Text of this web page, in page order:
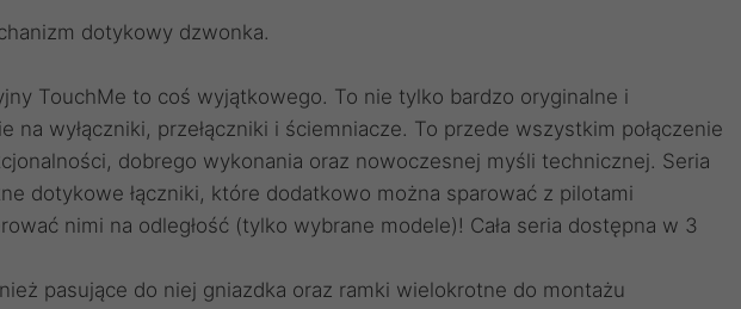
dotykowy dzwonka.
TouchMe to coś wyjątkowego. To nie tylko bardzo oryginalne i
na wyłączniki, przełączniki i ściemniacze. To przede wszystkim połączenie
dobrego wykonania oraz nowoczesnej myśli technicznej. Seria
dotykowe łączniki, które dodatkowo można sparować z pilotami
nimi na odległość (tylko wybrane modele)! Cała seria dostępna w 3
pasujące do niej gniazdka oraz ramki wielokrotne do montażu